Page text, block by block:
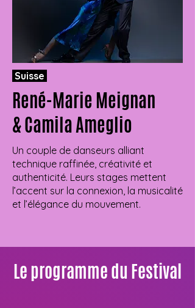
Suisse
René-Marie Meignan
& Camila Ameglio
Un couple de danseurs alliant
technique raffinée, créativité et
authenticité. Leurs stages mettent
l’accent sur la connexion, la musicalité
et l’élégance du mouvement.
Le programme du Festival